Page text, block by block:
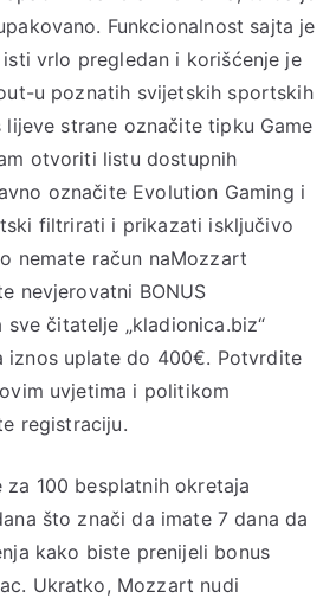
Funkcionalnost sajta je
vrlo pregledan i korišćenje je
u poznatih svijetskih sportskih
lijeve strane označite tipku Game
otvoriti listu dostupnih
označite Evolution Gaming i
filtrirati i prikazati isključivo
nemate račun naMozzart
nevjerovatni BONUS
sve čitatelje „kladionica.biz“
iznos uplate do 400€. Potvrdite
uvjetima i politikom
registraciju.
za 100 besplatnih okretaja
što znači da imate 7 dana da
kako biste prenijeli bonus
Ukratko, Mozzart nudi